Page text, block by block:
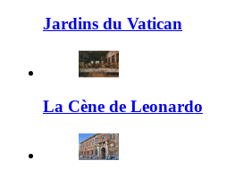
Jardins du Vatican
La Cène de Leonardo